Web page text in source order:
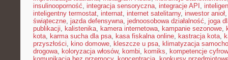
insulinooporność, integracja sensoryczna, integracje API ,
inteligentny termostat, internat, internet satelitarny, inwestor anioł
świąteczne, jazda defensywna, jednoosobowa działalność, joga
publikacji, kalistenika, kamera internetowa, kampanie sezonowe,
kota, karma sucha dla psa, kasa fiskalna online, kastracja kota,
przyszłości, kino domowe, kleszcze u psa, klimatyzacja
drogowa, koloryzacja włosów, kombi, komiks, kompetencje